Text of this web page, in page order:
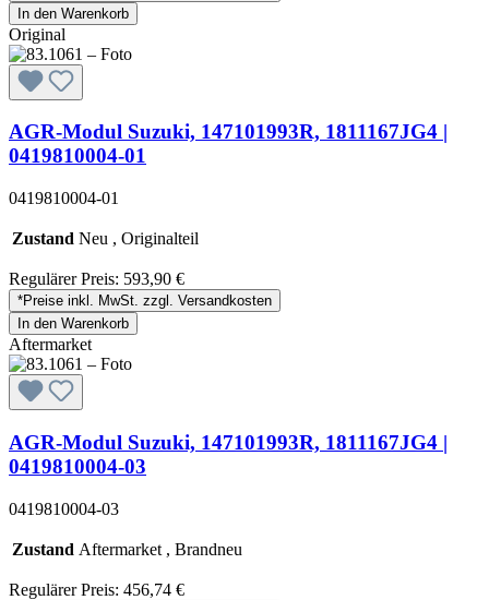
In den Warenkorb
Original
AGR-Modul Suzuki, 147101993R, 1811167JG4 |
0419810004-01
0419810004-01
Zustand Neu , Originalteil
Regulärer Preis: 593,90 €
*Preise inkl. MwSt. zzgl. Versandkosten
In den Warenkorb
Aftermarket
AGR-Modul Suzuki, 147101993R, 1811167JG4 |
0419810004-03
0419810004-03
Zustand Aftermarket , Brandneu
Regulärer Preis: 456,74 €